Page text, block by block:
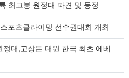
최고봉 원정대 파견 및 등정
포츠클라이밍 선수권대회 개최
정대,고상돈 대원 한국 최초 에베